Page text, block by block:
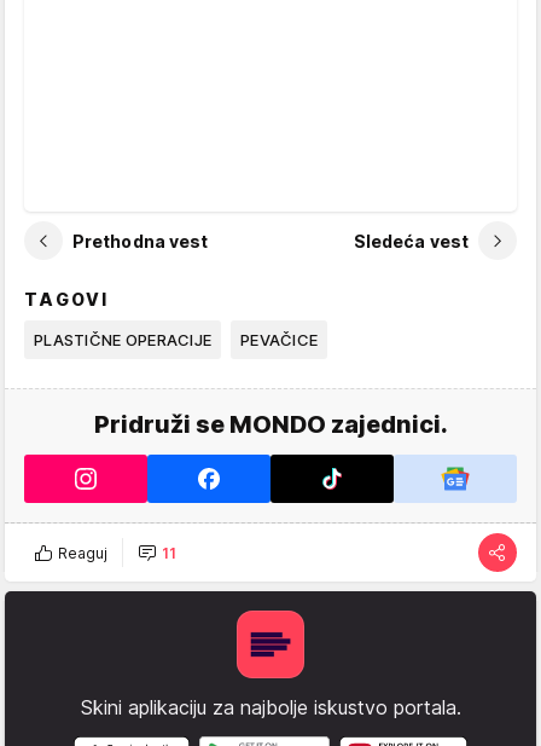
Prethodna vest Sledeća vest
TAGOVI
PLASTIČNE OPERACIJE PEVAČICE
Pridruži se MONDO zajednici.
Reaguj 11
Skini aplikaciju za najbolje iskustvo portala.